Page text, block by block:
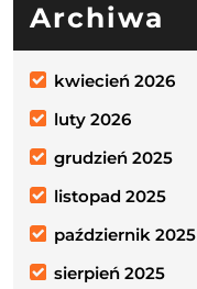
Archiwa
kwiecień 2026
luty 2026
grudzień 2025
listopad 2025
październik 2025
sierpień 2025